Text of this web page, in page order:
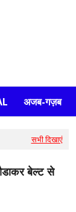
अजब-गज़ब
सभी दिखाएं
बेल्ट से